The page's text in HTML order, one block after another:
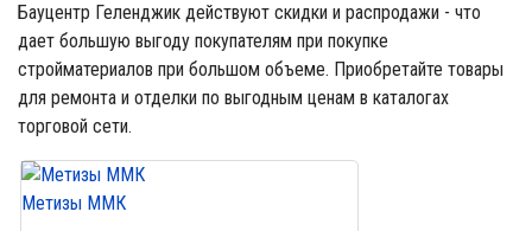
Бауцентр Геленджик действуют скидки и распродажи - что
дает большую выгоду покупателям при покупке
стройматериалов при большом объеме. Приобретайте товары
для ремонта и отделки по выгодным ценам в каталогах
торговой сети.
Метизы ММК